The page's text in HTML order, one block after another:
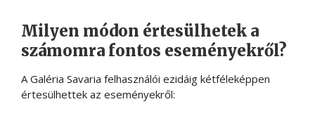
Milyen módon értesülhetek a
számomra fontos eseményekről?
A Galéria Savaria felhasználói ezidáig kétféleképpen
értesülhettek az eseményekről: